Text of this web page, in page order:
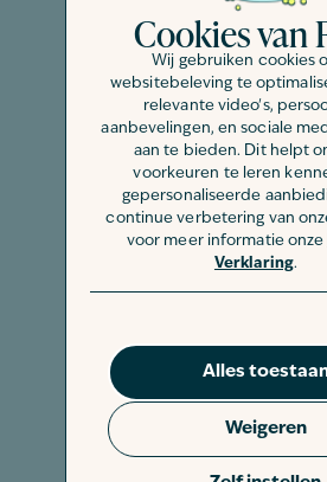
Cookies van
Wij gebruiken cookies
websitebeleving te
relevante video's,
aanbevelingen, en sociale
aan te bieden. Dit helpt
voorkeuren te leren
gepersonaliseerde
continue verbetering van
voor meer informatie onze
Verklaring.
Alles
Weigeren
het gezicht (knuffelen), de
onderarmen. Bij de mens
een duidelijke ronde, rode
plek op de huid met een
rand (ringworm).
Het ingeven van
huidschimmel zorgt voor
bestrijding van de infectie
van overdracht en
omgevingsbesmetting te
De preventie is vooral
voorkomen dat besmette